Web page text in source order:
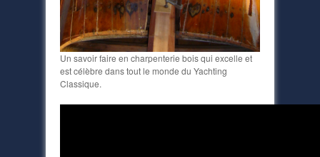
Un savoir faire en charpenterie bois qui excelle et
est célèbre dans tout le monde du Yachting
Classique.